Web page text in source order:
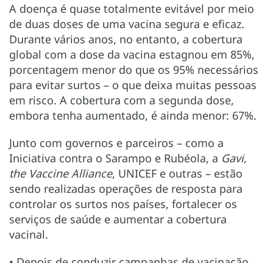
A doença é quase totalmente evitável por meio
de duas doses de uma vacina segura e eficaz.
Durante vários anos, no entanto, a cobertura
global com a dose da vacina estagnou em 85%,
porcentagem menor do que os 95% necessários
para evitar surtos – o que deixa muitas pessoas
em risco. A cobertura com a segunda dose,
embora tenha aumentado, é ainda menor: 67%.
Junto com governos e parceiros – como a
Iniciativa contra o Sarampo e Rubéola, a Gavi,
the Vaccine Alliance, UNICEF e outras – estão
sendo realizadas operações de resposta para
controlar os surtos nos países, fortalecer os
serviços de saúde e aumentar a cobertura
vacinal.